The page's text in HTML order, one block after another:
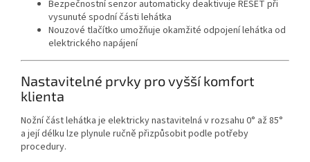
Bezpečnostní senzor automaticky deaktivuje RESET při
vysunuté spodní části lehátka
Nouzové tlačítko umožňuje okamžité odpojení lehátka od
elektrického napájení
Nastavitelné prvky pro vyšší komfort
klienta
Nožní část lehátka je elektricky nastavitelná v rozsahu 0° až 85°
a její délku lze plynule ručně přizpůsobit podle potřeby
procedury.